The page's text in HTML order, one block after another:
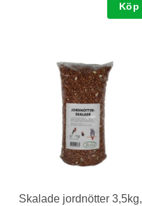
Köp
Skalade jordnötter 3,5kg,